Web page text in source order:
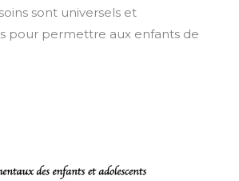
sont universels et
pour permettre aux enfants de